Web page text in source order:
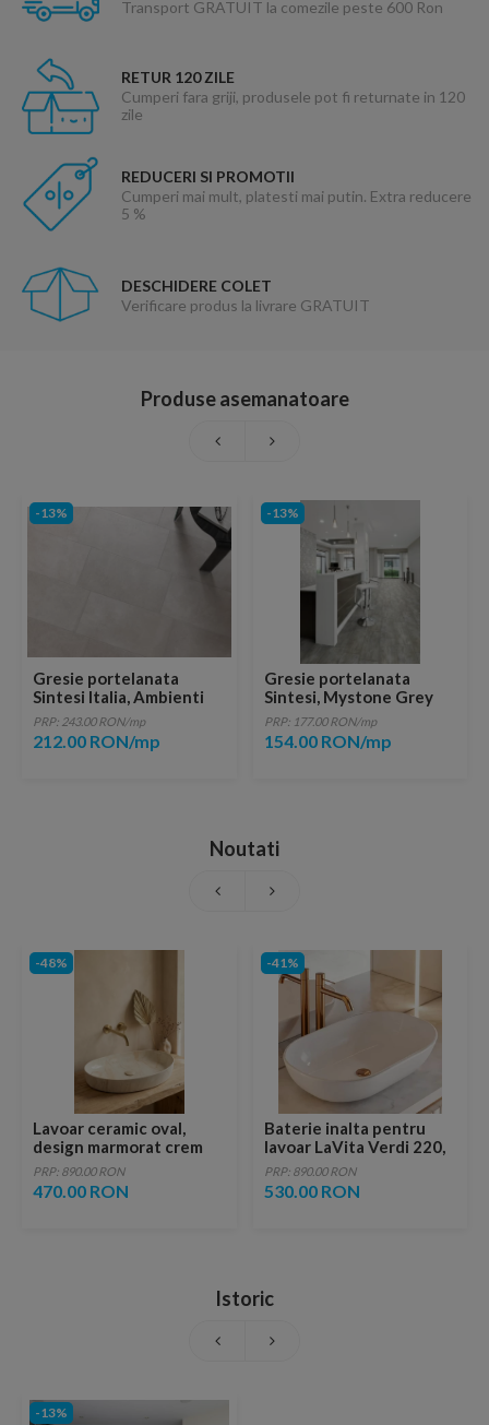
Transport GRATUIT la comezile peste 600 Ron
RETUR 120 ZILE
Cumperi fara griji, produsele pot fi returnate in 120
zile
REDUCERI SI PROMOTII
Cumperi mai mult, platesti mai putin. Extra reducere
5 %
DESCHIDERE COLET
Verificare produs la livrare GRATUIT
Produse asemanatoare
-13%
Gresie portelanata
Sintesi Italia, Ambienti
Perla Rectificata 60x60
cm
PRP: 243.00 RON/mp
212.00 RON/mp
-13%
Gresie portelanata
Sintesi, Mystone Grey
30x30 cm
PRP: 177.00 RON/mp
154.00 RON/mp
Noutati
-48%
Lavoar ceramic oval,
design marmorat crem
lucios cu vene aurii,
ventil inclus
PRP: 890.00 RON
470.00 RON
-41%
Baterie inalta pentru
lavoar LaVita Verdi 220,
fara ventil, brushed
copper
PRP: 890.00 RON
530.00 RON
Istoric
-13%